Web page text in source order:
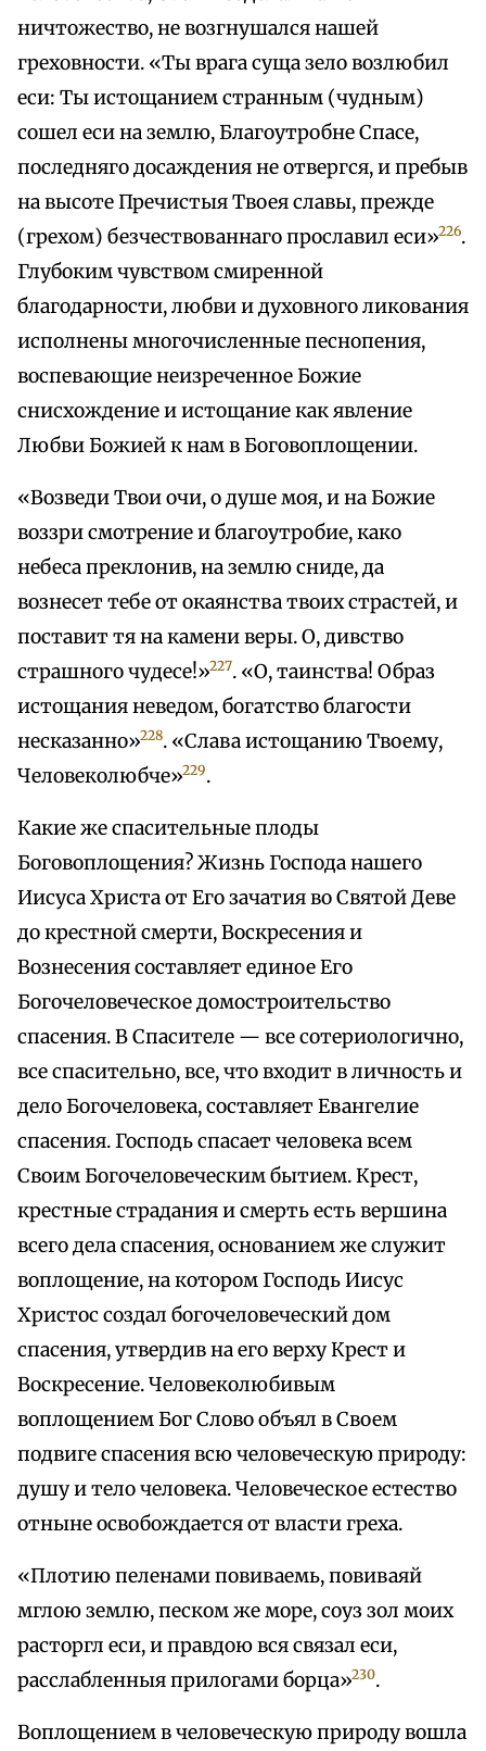
ничтожество, не возгнушался нашей
греховности. «Ты врага суща зело возлюбил
еси: Ты истощанием странным (чудным)
сошел еси на землю, Благоутробне Спасе,
последняго досаждения не отвергся, и пребыв
на высоте Пречистыя Твоея славы, прежде
(грехом) безчествованнаго прославил еси»226.
Глубоким чувством смиренной
благодарности, любви и духовного ликования
исполнены многочисленные песнопения,
воспевающие неизреченное Божие
снисхождение и истощание как явление
Любви Божией к нам в Боговоплощении.
«Возведи Твои очи, о душе моя, и на Божие
воззри смотрение и благоутробие, како
небеса преклонив, на землю сниде, да
вознесет тебе от окаянства твоих страстей, и
поставит тя на камени веры. О, дивство
страшного чудесе!»227. «О, таинства! Образ
истощания неведом, богатство благости
несказанно»228. «Слава истощанию Твоему,
Человеколюбче»229.
Какие же спасительные плоды
Боговоплощения? Жизнь Господа нашего
Иисуса Христа от Его зачатия во Святой Деве
до крестной смерти, Воскресения и
Вознесения составляет единое Его
Богочеловеческое домостроительство
спасения. В Спасителе — все сотериологично,
все спасительно, все, что входит в личность и
дело Богочеловека, составляет Евангелие
спасения. Господь спасает человека всем
Своим Богочеловеческим бытием. Крест,
крестные страдания и смерть есть вершина
всего дела спасения, основанием же служит
воплощение, на котором Господь Иисус
Христос создал богочеловеческий дом
спасения, утвердив на его верху Крест и
Воскресение. Человеколюбивым
воплощением Бог Слово объял в Своем
подвиге спасения всю человеческую природу:
душу и тело человека. Человеческое естество
отныне освобождается от власти греха.
«Плотию пеленами повиваемь, повиваяй
мглою землю, песком же море, соуз зол моих
расторгл еси, и правдою вся связал еси,
расслабленныя прилогами борца»230.
Воплощением в человеческую природу вошла